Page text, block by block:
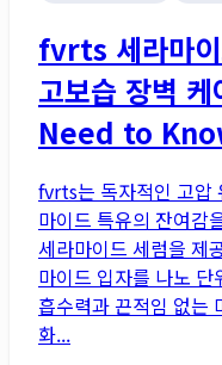
fvrts 세라마
고보습 장벽
Need to
fvrts는 독자적인 고압
마이드 특유의 잔여감
세라마이드 세럼을 제
마이드 입자를 나노
흡수력과 끈적임 없는
화...